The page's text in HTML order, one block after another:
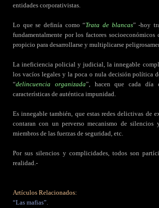
entidades corporativistas.
Lo que se definía como “Trata de blancas” -hoy
fundamentalmente por los factores
propicio para desarrollarse y multiplicarse
La ineficiencia policial y judicial, la innegable
los vacíos legales y la poca o nula decisión política
“delincuencia organizada”, hacen que cada día
características de auténtica impunidad.
Es innegable también, que estas redes delictivas de
contaran con un perverso mecanismo de
miembros de las fuerzas de seguridad, etc.
Por sus silencios y complicidades, todos son
realidad.-
Artículos Relacionados:
“Las mafias”.